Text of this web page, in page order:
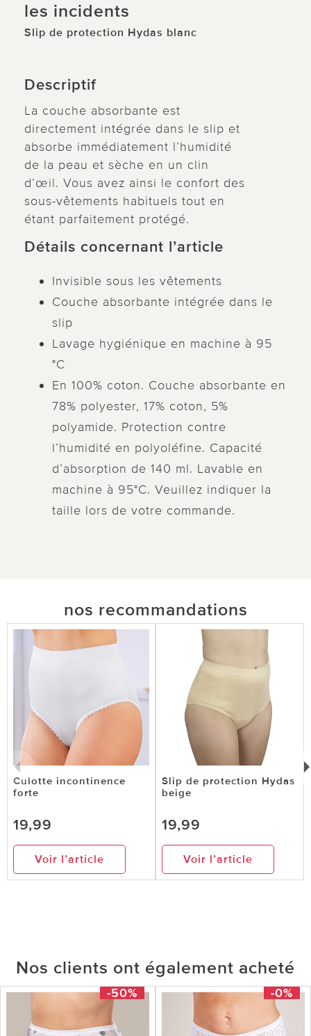
les incidents
Slip de protection Hydas blanc
Descriptif
La couche absorbante est
directement intégrée dans le slip et
absorbe immédiatement l’humidité
de la peau et sèche en un clin
d’œil. Vous avez ainsi le confort des
sous-vêtements habituels tout en
étant parfaitement protégé.
Détails concernant l’article
Invisible sous les vêtements
Couche absorbante intégrée dans le
slip
Lavage hygiénique en machine à 95
°C
En 100% coton. Couche absorbante en
78% polyester, 17% coton, 5%
polyamide. Protection contre
l’humidité en polyoléfine. Capacité
d’absorption de 140 ml. Lavable en
machine à 95°C. Veuillez indiquer la
taille lors de votre commande.
nos recommandations
Culotte incontinence
forte
19,99
Voir l’article
Slip de protection Hydas
beige
19,99
Voir l’article
Nos clients ont également acheté
-50% -0%